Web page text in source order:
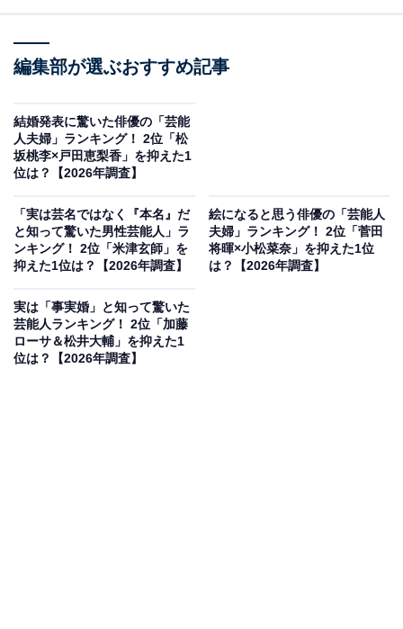
ぜひ手に取ってみてください！
— 北川景子/ Keiko Kitagawa (@KKeiko_official)
February 9, 2026
3位に選ばれたのは、明治大学商学部出身の北川景子さ
んです。息をのむような美しい容姿に加えて、誰に対し
ても丁寧で芯のある立ち振る舞いが品格を感じさせま
でも言葉遣いが美しく、丁寧な所作が評判のトップ俳優
です。
編集部が選ぶおすすめ記事
結婚発表に驚いた俳優の「芸能
人夫婦」ランキング！ 2位「松
坂桃李×戸田恵梨香」を抑えた1
位は？【2026年調査】
「実は芸名ではなく『本名』だ
と知って驚いた男性芸能人」ラ
ンキング！ 2位「米津玄師」を
抑えた1位は？【2026年調査】
絵になると思う俳優の「芸能人
夫婦」ランキング！ 2位「菅田
将暉×小松菜奈」を抑えた1位
は？【2026年調査】
実は「事実婚」と知って驚いた
芸能人ランキング！ 2位「加藤
ローサ＆松井大輔」を抑えた1
位は？【2026年調査】